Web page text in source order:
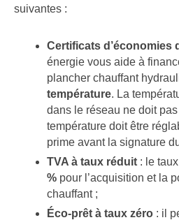
suivantes :
Certificats d’économies
énergie vous aide à
plancher chauffant
température. La
dans le réseau ne doit
température doit être
prime avant la signature
TVA à taux réduit : le
%pour l’acquisition et la
chauffant ;
Éco-prêt à taux zéro: il